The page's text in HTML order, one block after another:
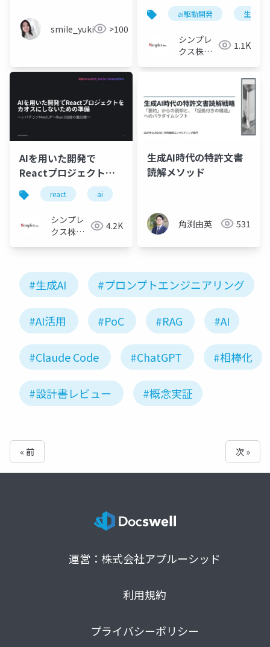
smile_yukiko_it>100
ai駆動開発 生成ai
シンプレ
クス株式
1.1K
AIを用いた開発で
Reactプロジェクトを
カオスにしないための
準備
react ai
シンプレ
クス株式
4.2K
生成AI時代の特許文書
読解メソッド
角渕由英 531
#生成AI #プロンプトエンジニアリング
#AI活用 #PoC #RAG #AI
#Claude Code #ChatGPT #相棒化
#設計書レビュー #概念実証
« 前 次 »
運営：株式会社アプルーシッド
利用規約
プライバシーポリシー